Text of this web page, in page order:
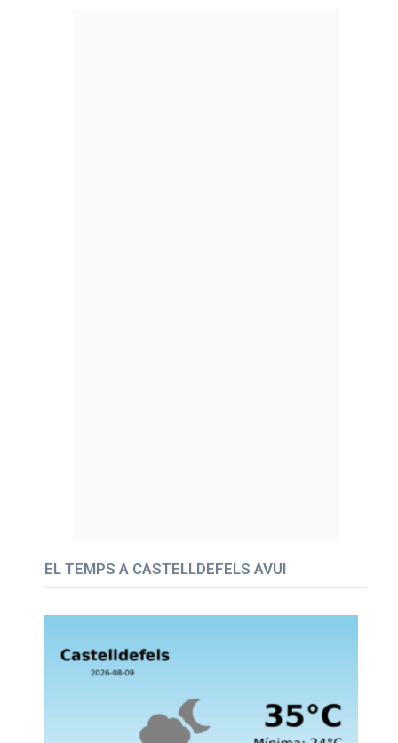
EL TEMPS A CASTELLDEFELS AVUI